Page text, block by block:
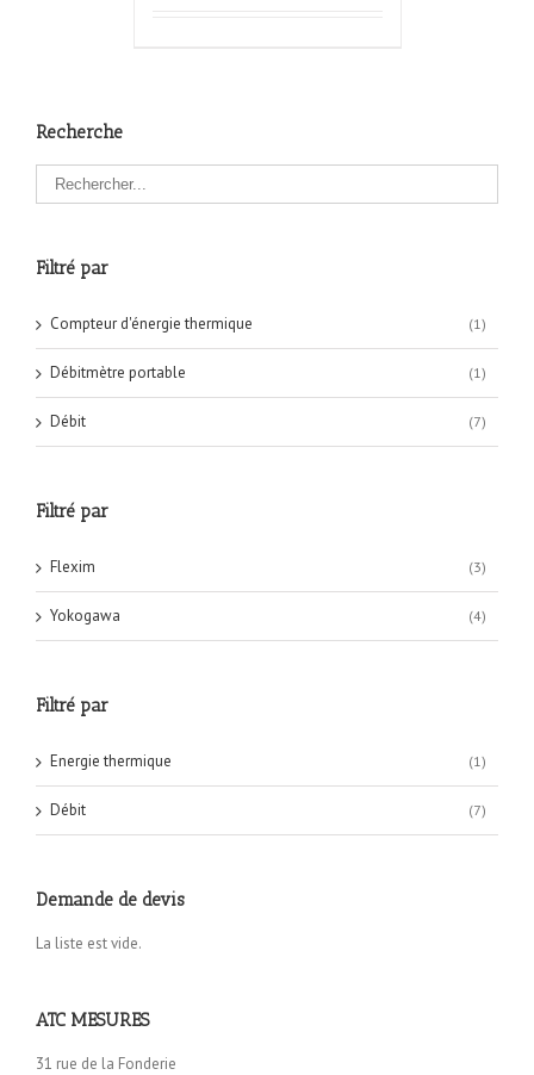
Recherche
Filtré par
Compteur d'énergie thermique (1)
Débitmètre portable (1)
Débit (7)
Filtré par
Flexim (3)
Yokogawa (4)
Filtré par
Energie thermique (1)
Débit (7)
Demande de devis
La liste est vide.
ATC MESURES
31 rue de la Fonderie